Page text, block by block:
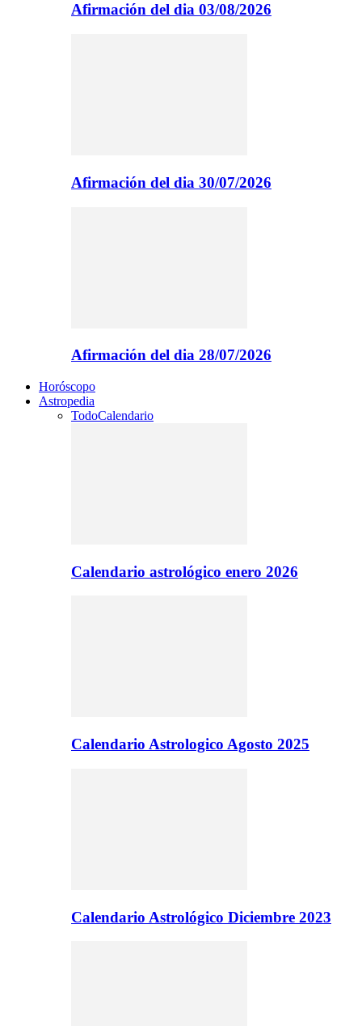
Afirmación del dia 03/08/2026
Afirmación del dia 30/07/2026
Afirmación del dia 28/07/2026
Horóscopo
Astropedia
TodoCalendario
Calendario astrológico enero 2026
Calendario Astrologico Agosto 2025
Calendario Astrológico Diciembre 2023